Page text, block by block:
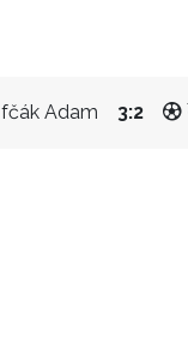
Adam 3:2